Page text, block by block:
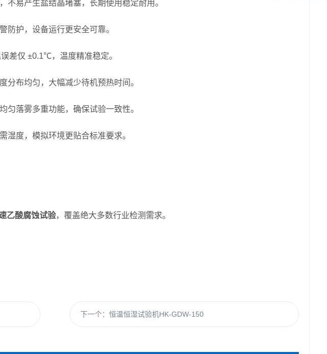
不易产生盐结晶堵塞，长期使用稳定耐用。
防护，设备运行更安全可靠。
差仅 ±0.1℃，温度精准稳定。
分布均匀，大幅减少待机预热时间。
匀落雾多重功能，确保试验一致性。
湿度，模拟环境更贴合标准要求。
乙酸腐蚀试验，覆盖绝大多数行业检测需求。
下一个：恒温恒湿试验机HK-GDW-150